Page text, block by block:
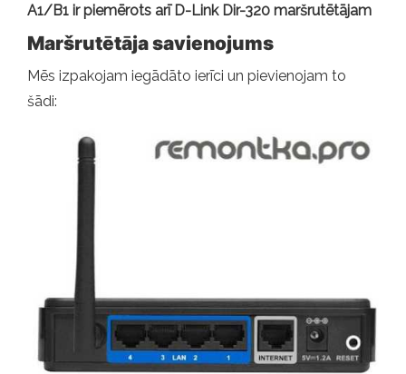
A1/B1 ir piemērots arī D-Link Dir-320 maršrutētājam
Maršrutētāja savienojums
Mēs izpakojam iegādāto ierīci un pievienojam to
šādi: